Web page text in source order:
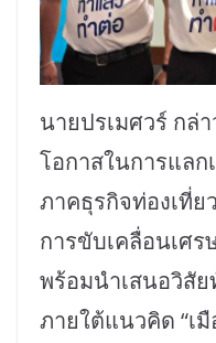
นายปรเมศวร์ กล่
โอกาสในการแล
ภาคธุรกิจท่องเที่
การขับเคลื่อนเศร
พร้อมนำเสนอวิสัย
ภายใต้แนวคิด “เ